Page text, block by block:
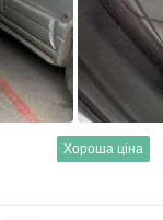
Хороша ціна